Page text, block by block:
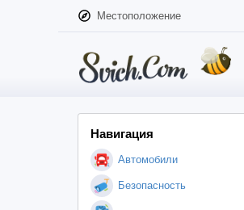
Местоположение
Навигация
Автомобили
Безопасность